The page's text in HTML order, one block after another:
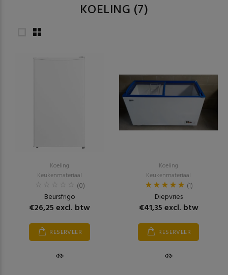
KOELING (7)
Koeling
Keukenmateriaal
(0)
Beursfrigo
€26,25 excl. btw
RESERVEER
Koeling
Keukenmateriaal
(1)
Diepvries
€41,35 excl. btw
RESERVEER